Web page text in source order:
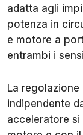
adatta agli
potenza in
e motore a
entrambi i
La
indipendente
acceleratore si